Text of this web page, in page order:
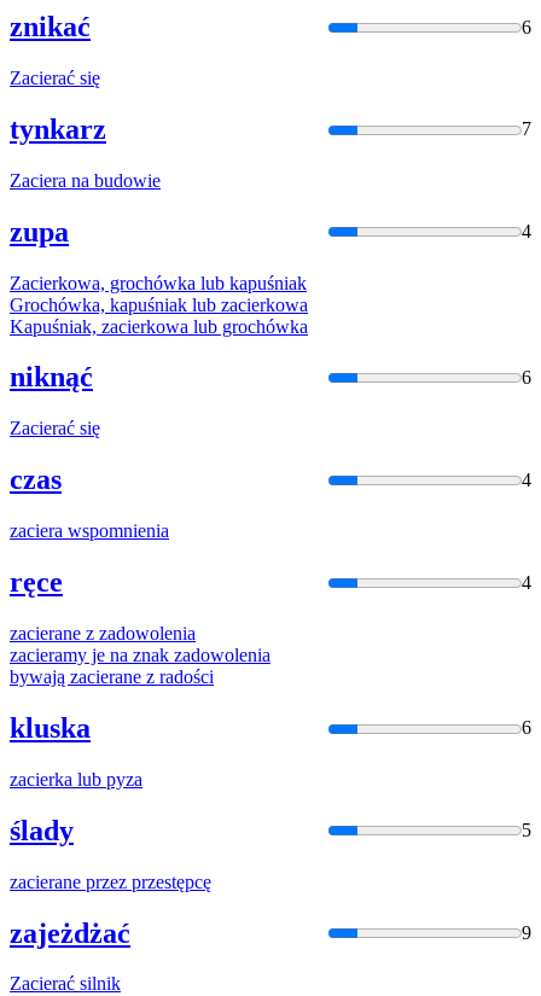
znikać 6
Zacierać się
tynkarz 7
Zaciera na budowie
zupa 4
Zacierkowa, grochówka lub kapuśniak
Grochówka, kapuśniak lub zacierkowa
Kapuśniak, zacierkowa lub grochówka
niknąć 6
Zacierać się
czas 4
zaciera wspomnienia
ręce 4
zacierane z zadowolenia
zacieramy je na znak zadowolenia
bywają zacierane z radości
kluska 6
zacierka lub pyza
ślady 5
zacierane przez przestępcę
zajeżdżać 9
Zacierać silnik